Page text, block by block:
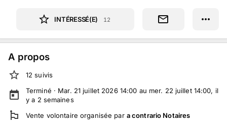
INTÉRESSÉ(E) 12
A propos
12 suivis
Terminé · Mar. 21 juillet 2026 14:00 au mer. 22 juillet 14:00, il
y a 2 semaines
Vente volontaire organisée par a contrario Notaires